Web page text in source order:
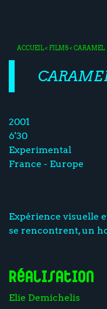
ACCUEIL< FILMS< CARAMEL
2001
6'30
Experimental
France - Europe
Expérience visuelle
se rencontrent, un
Réalisation
Elie Demichelis